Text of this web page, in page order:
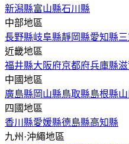
新潟縣富山縣石川縣
中部地區
長野縣岐阜縣靜岡縣愛知縣
近畿地區
福井縣大阪府京都府兵庫縣
中國地區
廣島縣 岡山縣鳥取縣島根縣
四國地區
香川縣愛媛縣德島縣高知縣
九州·沖繩地區